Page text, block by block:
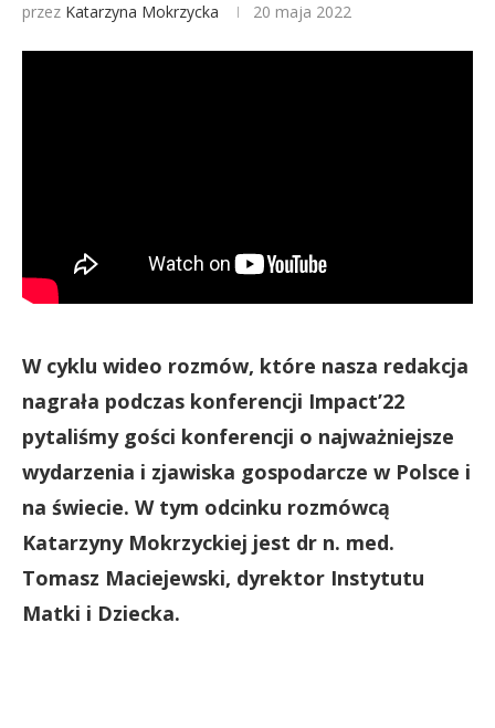
przez Katarzyna Mokrzycka 20 maja 2022
W cyklu wideo rozmów, które nasza redakcja
nagrała podczas konferencji Impact’22
pytaliśmy gości konferencji o najważniejsze
wydarzenia i zjawiska gospodarcze w Polsce i
na świecie. W tym odcinku rozmówcą
Katarzyny Mokrzyckiej jest dr n. med.
Tomasz Maciejewski, dyrektor Instytutu
Matki i Dziecka.